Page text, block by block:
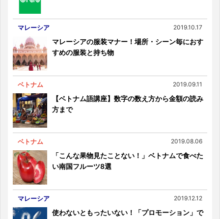
マレーシア 2019.10.17
マレーシアの服装マナー！場所・シーン毎におす
すめの服装と持ち物
ベトナム 2019.09.11
【ベトナム語講座】数字の数え方から金額の読み
方まで
ベトナム 2019.08.06
「こんな果物見たことない！」ベトナムで食べた
い南国フルーツ8選
マレーシア 2019.12.12
使わないともったいない！「プロモーション」で